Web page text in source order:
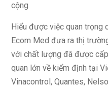
cộng
Hiểu được việc quan trọng
Ecom Med đưa ra thị
với chất lượng đã được
quan lớn về kiểm định tại
Vinacontrol, Quantes,